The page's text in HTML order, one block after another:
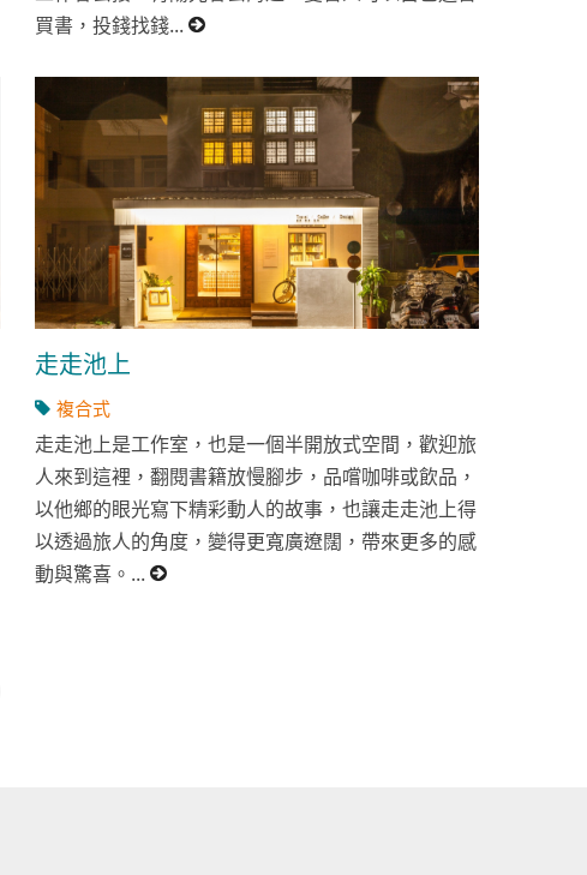
買書，投錢找錢...
走走池上
複合式
走走池上是工作室，也是一個半開放式空間，歡迎旅
人來到這裡，翻閱書籍放慢腳步，品嚐咖啡或飲品，
以他鄉的眼光寫下精彩動人的故事，也讓走走池上得
以透過旅人的角度，變得更寬廣遼闊，帶來更多的感
動與驚喜。...